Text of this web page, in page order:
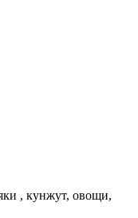
, кунжут, овощи,